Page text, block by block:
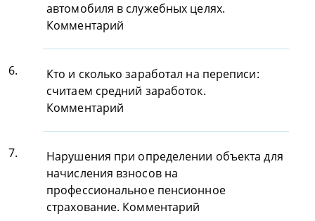
автомобиля в служебных целях.
Комментарий
6.
Кто и сколько заработал на переписи:
считаем средний заработок.
Комментарий
7.
Нарушения при определении объекта для
начисления взносов на
профессиональное пенсионное
страхование. Комментарий